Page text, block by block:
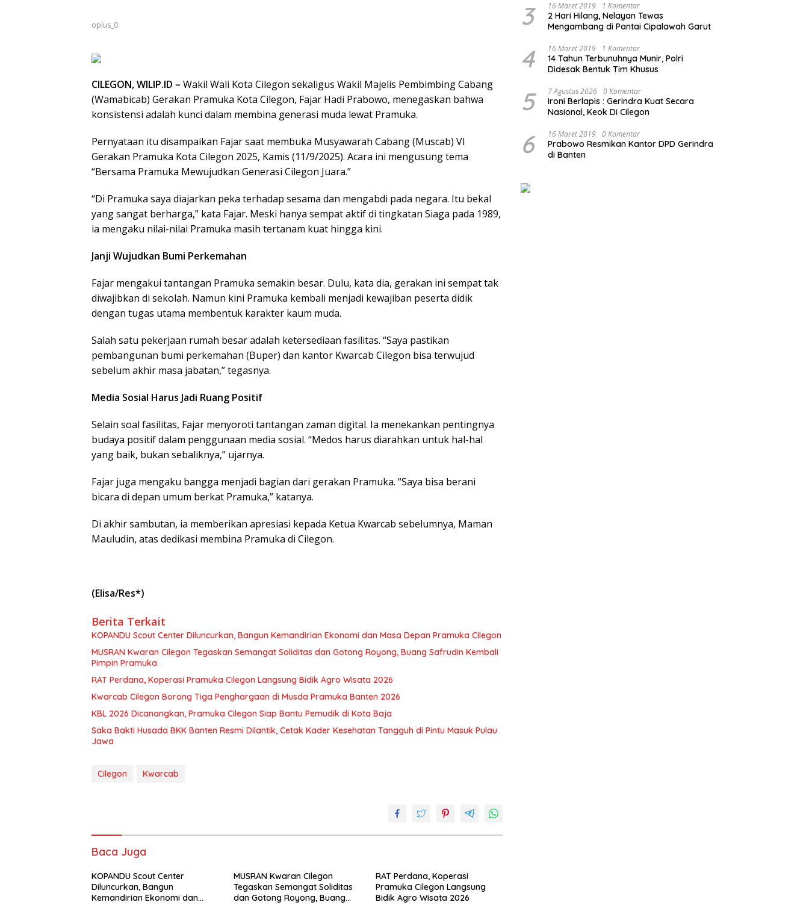
oplus_0
CILEGON, WILIP.ID – Wakil Wali Kota Cilegon sekaligus Wakil Majelis Pembimbing Cabang
(Wamabicab) Gerakan Pramuka Kota Cilegon, Fajar Hadi Prabowo, menegaskan bahwa
konsistensi adalah kunci dalam membina generasi muda lewat Pramuka.
Pernyataan itu disampaikan Fajar saat membuka Musyawarah Cabang (Muscab) VI
Gerakan Pramuka Kota Cilegon 2025, Kamis (11/9/2025). Acara ini mengusung tema
“Bersama Pramuka Mewujudkan Generasi Cilegon Juara.”
“Di Pramuka saya diajarkan peka terhadap sesama dan mengabdi pada negara. Itu bekal
yang sangat berharga,” kata Fajar. Meski hanya sempat aktif di tingkatan Siaga pada 1989,
ia mengaku nilai-nilai Pramuka masih tertanam kuat hingga kini.
Janji Wujudkan Bumi Perkemahan
Fajar mengakui tantangan Pramuka semakin besar. Dulu, kata dia, gerakan ini sempat tak
diwajibkan di sekolah. Namun kini Pramuka kembali menjadi kewajiban peserta didik
dengan tugas utama membentuk karakter kaum muda.
Salah satu pekerjaan rumah besar adalah ketersediaan fasilitas. “Saya pastikan
pembangunan bumi perkemahan (Buper) dan kantor Kwarcab Cilegon bisa terwujud
sebelum akhir masa jabatan,” tegasnya.
Media Sosial Harus Jadi Ruang Positif
Selain soal fasilitas, Fajar menyoroti tantangan zaman digital. Ia menekankan pentingnya
budaya positif dalam penggunaan media sosial. “Medos harus diarahkan untuk hal-hal
yang baik, bukan sebaliknya,” ujarnya.
Fajar juga mengaku bangga menjadi bagian dari gerakan Pramuka. “Saya bisa berani
bicara di depan umum berkat Pramuka,” katanya.
Di akhir sambutan, ia memberikan apresiasi kepada Ketua Kwarcab sebelumnya, Maman
Mauludin, atas dedikasi membina Pramuka di Cilegon.
(Elisa/Res*)
Berita Terkait
KOPANDU Scout Center Diluncurkan, Bangun Kemandirian Ekonomi dan Masa Depan Pramuka Cilegon
MUSRAN Kwaran Cilegon Tegaskan Semangat Soliditas dan Gotong Royong, Buang Safrudin Kembali
Pimpin Pramuka
RAT Perdana, Koperasi Pramuka Cilegon Langsung Bidik Agro Wisata 2026
Kwarcab Cilegon Borong Tiga Penghargaan di Musda Pramuka Banten 2026
KBL 2026 Dicanangkan, Pramuka Cilegon Siap Bantu Pemudik di Kota Baja
Saka Bakti Husada BKK Banten Resmi Dilantik, Cetak Kader Kesehatan Tangguh di Pintu Masuk Pulau
Jawa
Cilegon Kwarcab
Baca Juga
KOPANDU Scout Center
Diluncurkan, Bangun
Kemandirian Ekonomi dan
MUSRAN Kwaran Cilegon
Tegaskan Semangat Soliditas
dan Gotong Royong, Buang
RAT Perdana, Koperasi
Pramuka Cilegon Langsung
Bidik Agro Wisata 2026
3 16 Maret 2019 1 Komentar
2 Hari Hilang, Nelayan Tewas
Mengambang di Pantai Cipalawah Garut
4 16 Maret 2019 1 Komentar
14 Tahun Terbunuhnya Munir, Polri
Didesak Bentuk Tim Khusus
5 7 Agustus 2026 0 Komentar
Ironi Berlapis : Gerindra Kuat Secara
Nasional, Keok Di Cilegon
6 16 Maret 2019 0 Komentar
Prabowo Resmikan Kantor DPD Gerindra
di Banten